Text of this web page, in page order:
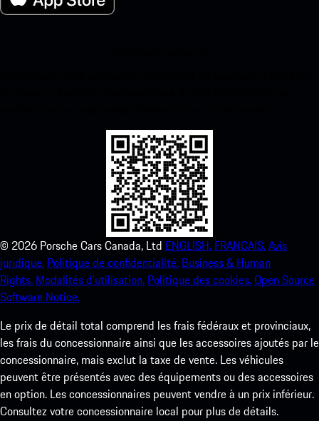
© 2026 Porsche Cars Canada, Ltd ENGLISH. FRANCAIS.Avis
juridique. Politique de confidentialité. Business & Human
Rights. Modalités d’utilisation. Politique des cookies.Open Source
Software Notice.
Le prix de détail total comprend les frais fédéraux et provinciaux,
les frais du concessionnaire ainsi que les accessoires ajoutés par le
concessionnaire, mais exclut la taxe de vente. Les véhicules
peuvent être présentés avec des équipements ou des accessoires
en option. Les concessionnaires peuvent vendre à un prix inférieur.
Consultez votre concessionnaire local pour plus de détails.